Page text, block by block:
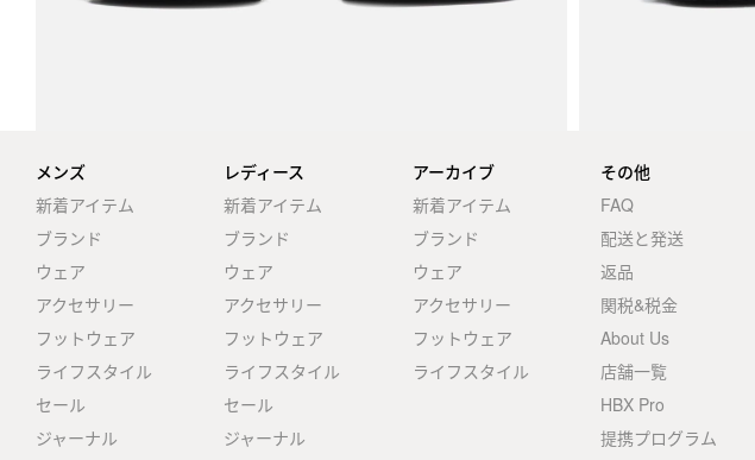
メンズ
新着アイテム
ブランド
ウェア
アクセサリー
フットウェア
ライフスタイル
セール
ジャーナル
レディース
新着アイテム
ブランド
ウェア
アクセサリー
フットウェア
ライフスタイル
セール
ジャーナル
アーカイブ
新着アイテム
ブランド
ウェア
アクセサリー
フットウェア
ライフスタイル
その他
FAQ
配送と発送
返品
関税&税金
About Us
店舗一覧
HBX Pro
提携プログラム